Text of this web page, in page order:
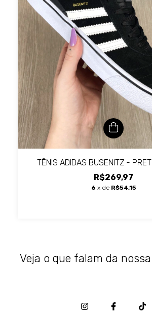
TÊNIS ADIDAS BUSENITZ -
R$269,97
6 x de R$54,15
Veja o que falam da